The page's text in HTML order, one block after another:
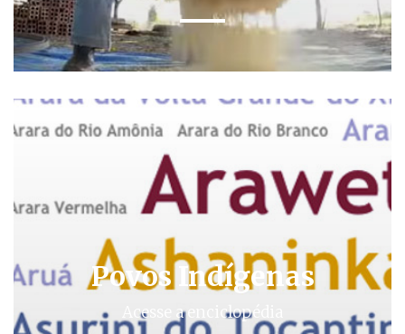
Povos Indígenas
Acesse a enciclopédia